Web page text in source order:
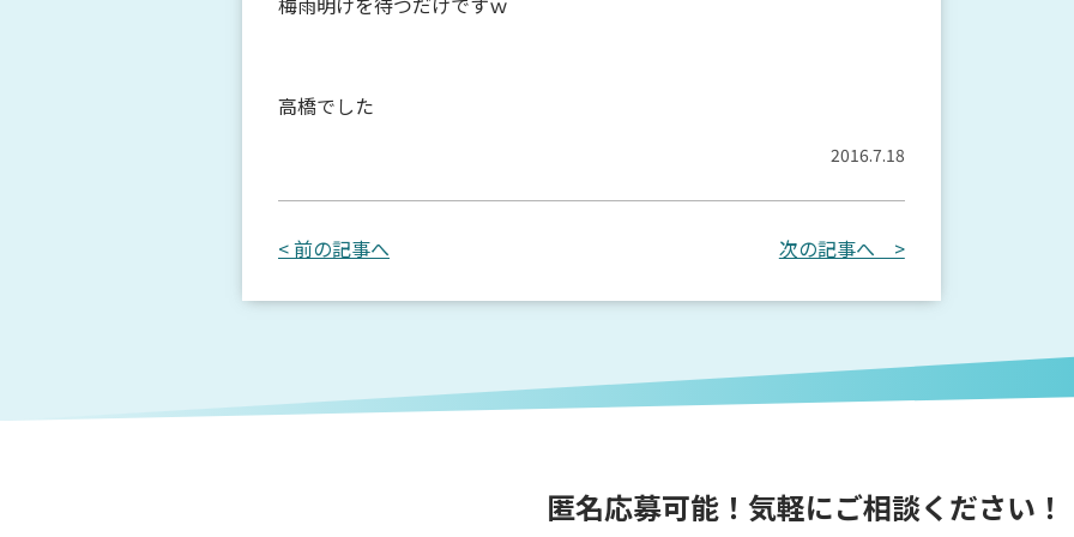
高橋でした
2016.7.18
< 前の記事へ 次の記事へ >
匿名応募可能！気軽にご相談ください！